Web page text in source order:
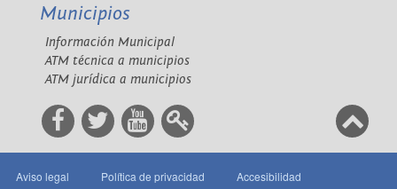
Municipios
Información Municipal
ATM técnica a municipios
ATM jurídica a municipios
Aviso legal Política de privacidad Accesibilidad